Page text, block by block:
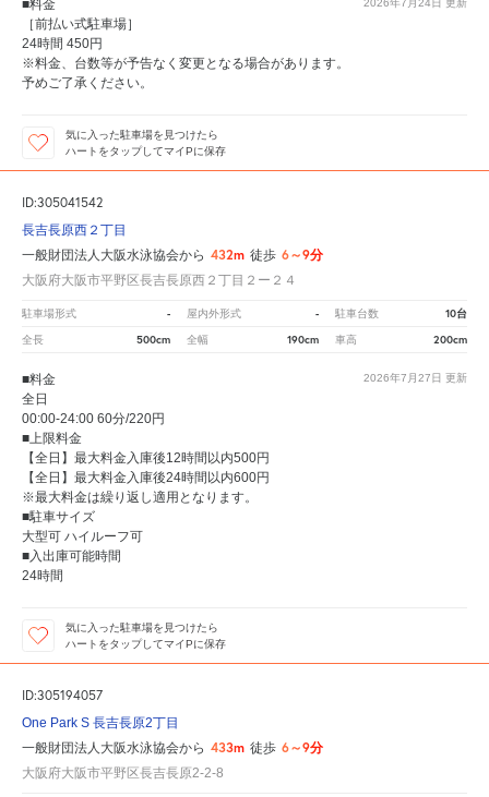
2026年7月24日 更新
■料金
［前払い式駐車場］
24時間 450円
※料金、台数等が予告なく変更となる場合があります。
予めご了承ください。
気に入った駐車場を見つけたら
ハートをタップしてマイPに保存
ID:305041542
長吉長原西２丁目
一般財団法人大阪水泳協会から 432m 徒歩 6～9分
大阪府大阪市平野区長吉長原西２丁目２ー２４
駐車場形式 - 屋内外形式 - 駐車台数 10台
全長 500cm 全幅 190cm 車高 200cm
2026年7月27日 更新
■料金
全日
00:00-24:00 60分/220円
■上限料金
【全日】最大料金入庫後12時間以内500円
【全日】最大料金入庫後24時間以内600円
※最大料金は繰り返し適用となります。
■駐車サイズ
大型可 ハイルーフ可
■入出庫可能時間
24時間
気に入った駐車場を見つけたら
ハートをタップしてマイPに保存
ID:305194057
One Park S 長吉長原2丁目
一般財団法人大阪水泳協会から 433m 徒歩 6～9分
大阪府大阪市平野区長吉長原2-2-8